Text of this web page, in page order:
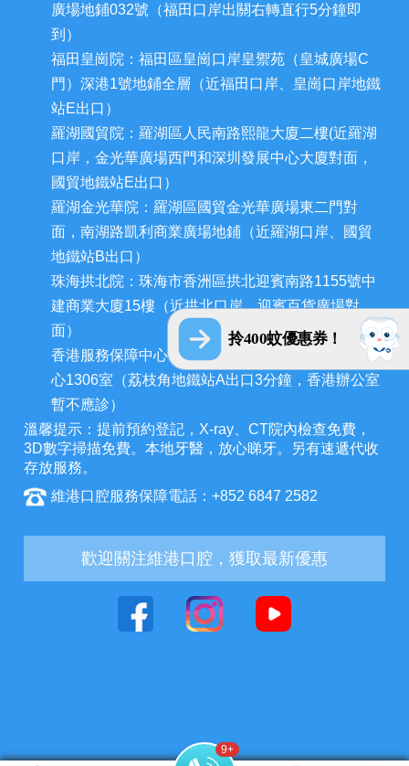
拎400蚊優惠券！
廣場地鋪032號（福田口岸出關右轉直行5分鐘即
到）
福田皇崗院：福田區皇崗口岸皇禦苑（皇城廣場C
門）深港1號地鋪全層（近福田口岸、皇崗口岸地鐵
站E出口）
羅湖國貿院：羅湖區人民南路熙龍大廈二樓(近羅湖
口岸，金光華廣場西門和深圳發展中心大廈對面，
國貿地鐵站E出口）
羅湖金光華院：羅湖區國貿金光華廣場東二門對
面，南湖路凱利商業廣場地鋪（近羅湖口岸、國貿
地鐵站B出口）
珠海拱北院：珠海市香洲區拱北迎賓南路1155號中
建商業大廈15樓（近拱北口岸，迎賓百貨廣場對
面）
香港服務保障中心：九龍荔枝角長裕街11號定豐中
心1306室（荔枝角地鐵站A出口3分鐘，香港辦公室
暫不應診）
溫馨提示：提前預約登記，X-ray、CT院內檢查免費，
3D數字掃描免費。本地牙醫，放心睇牙。另有速遞代收
存放服務。
維港口腔服務保障電話：+852 6847 2582
歡迎關注維港口腔，獲取最新優惠
11+